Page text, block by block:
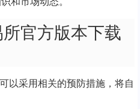
官方版本下载
以采用相关的预防措施，将自